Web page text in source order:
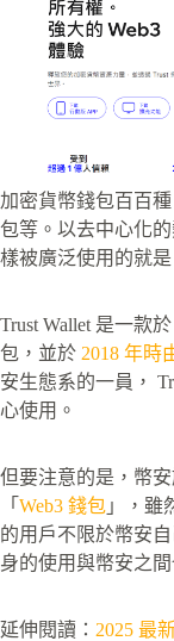
加密貨幣錢包百百
包等。以去中心化
樣被廣泛使用的就是
Trust Wallet 是一款
包，並於 2018 年時
安生態系的一員，
心使用。
但要注意的是，幣
「 Web3 錢包 」，雖
的用戶不限於幣安
身的使用與幣安之
延伸閱讀： 2025 最